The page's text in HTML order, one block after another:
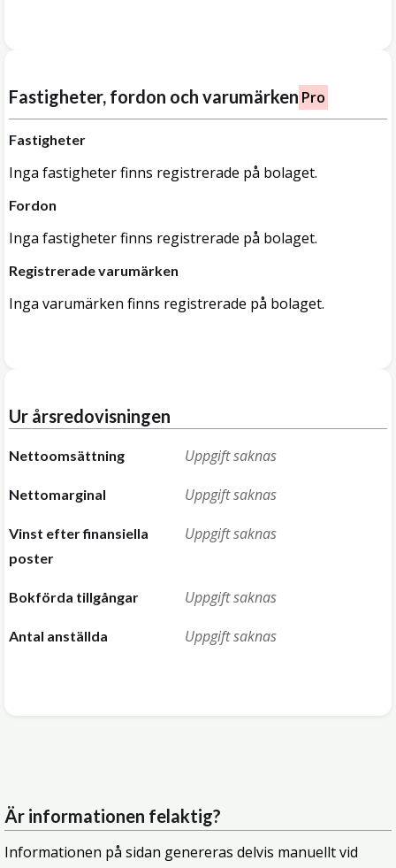
Fastigheter, fordon och varumärken Pro
Fastigheter
Inga fastigheter finns registrerade på bolaget.
Fordon
Inga fastigheter finns registrerade på bolaget.
Registrerade varumärken
Inga varumärken finns registrerade på bolaget.
Ur årsredovisningen
Nettoomsättning Uppgift saknas
Nettomarginal Uppgift saknas
Vinst efter finansiella
poster
Uppgift saknas
Bokförda tillgångar Uppgift saknas
Antal anställda Uppgift saknas
Är informationen felaktig?
Informationen på sidan genereras delvis manuellt vid